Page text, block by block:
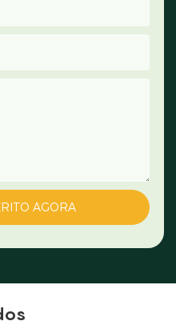
AGORA